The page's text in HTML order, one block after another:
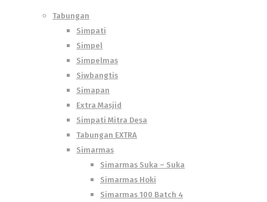
Tabungan
Simpati
Simpel
Simpelmas
Siwbangtis
Simapan
Extra Masjid
Simpati Mitra Desa
Tabungan EXTRA
Simarmas
Simarmas Suka – Suka
Simarmas Hoki
Simarmas 100 Batch 4